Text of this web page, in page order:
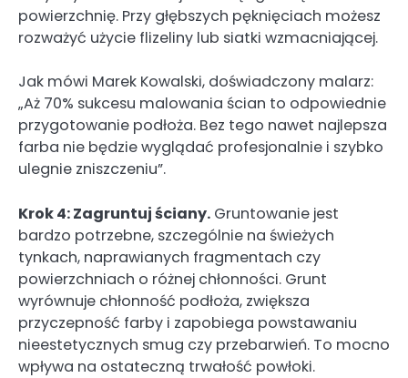
powierzchnię. Przy głębszych pęknięciach możesz
rozważyć użycie flizeliny lub siatki wzmacniającej.
Jak mówi Marek Kowalski, doświadczony malarz:
„Aż 70% sukcesu malowania ścian to odpowiednie
przygotowanie podłoża. Bez tego nawet najlepsza
farba nie będzie wyglądać profesjonalnie i szybko
ulegnie zniszczeniu”.
Krok 4: Zagruntuj ściany. Gruntowanie jest
bardzo potrzebne, szczególnie na świeżych
tynkach, naprawianych fragmentach czy
powierzchniach o różnej chłonności. Grunt
wyrównuje chłonność podłoża, zwiększa
przyczepność farby i zapobiega powstawaniu
nieestetycznych smug czy przebarwień. To mocno
wpływa na ostateczną trwałość powłoki.